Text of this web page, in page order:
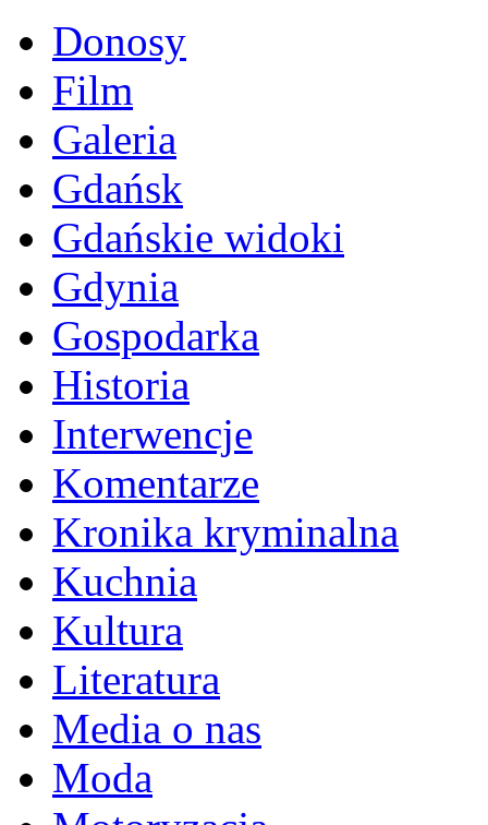
Donosy
Film
Galeria
Gdańsk
Gdańskie widoki
Gdynia
Gospodarka
Historia
Interwencje
Komentarze
Kronika kryminalna
Kuchnia
Kultura
Literatura
Media o nas
Moda